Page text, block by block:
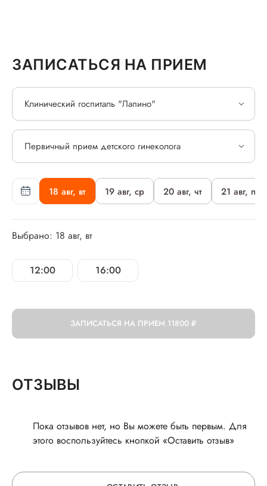
ЗАПИСАТЬСЯ НА ПРИЕМ
18 авг, вт 19 авг, ср 20 авг, чт 21 авг, пт
Выбрано: 18 авг, вт
12:00 16:00
Клинический госпиталь "Лапино"
Первичный прием детского гинеколога
ЗАПИСАТЬСЯ НА ПРИЕМ 11800 ₽
ОТЗЫВЫ
Пока отзывов нет, но Вы можете быть первым. Для
этого воспользуйтесь кнопкой «Оставить отзыв»